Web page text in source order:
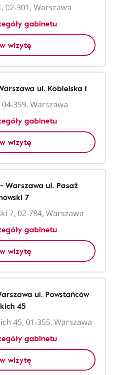
02-301, Warszawa
gabinetu
wizytę
ul. Kobielska 1
359, Warszawa
gabinetu
wizytę
Warszawa ul. Pasaż
7
7, 02-784, Warszawa
gabinetu
wizytę
ul. Powstańców
45
45, 01-355, Warszawa
gabinetu
wizytę